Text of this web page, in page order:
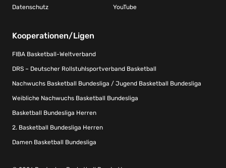
Datenschutz YouTube
Kooperationen/Ligen
FIBA Basketball-Weltverband
DRS – Deutscher Rollstuhlsportverband Basketball
Nachwuchs Basketball Bundesliga / Jugend Basketball Bundesliga
Weibliche Nachwuchs Basketball Bundesliga
Basketball Bundesliga Herren
2. Basketball Bundesliga Herren
Damen Basketball Bundesliga